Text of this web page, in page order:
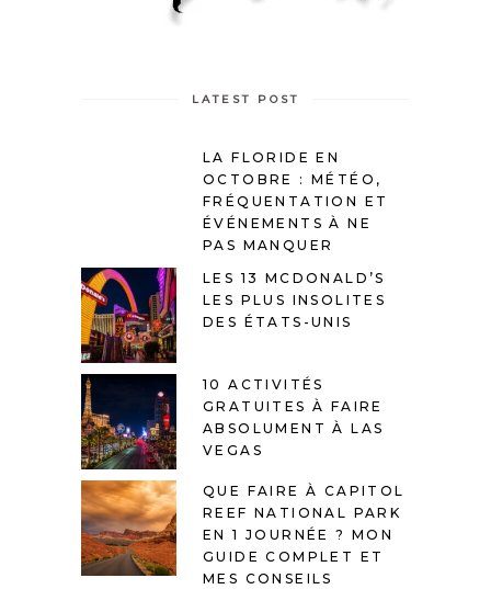
LATEST POST
LA FLORIDE EN
OCTOBRE : MÉTÉO,
FRÉQUENTATION ET
ÉVÉNEMENTS À NE
PAS MANQUER
LES 13 MCDONALD’S
LES PLUS INSOLITES
DES ÉTATS-UNIS
10 ACTIVITÉS
GRATUITES À FAIRE
ABSOLUMENT À LAS
VEGAS
QUE FAIRE À CAPITOL
REEF NATIONAL PARK
EN 1 JOURNÉE ? MON
GUIDE COMPLET ET
MES CONSEILS